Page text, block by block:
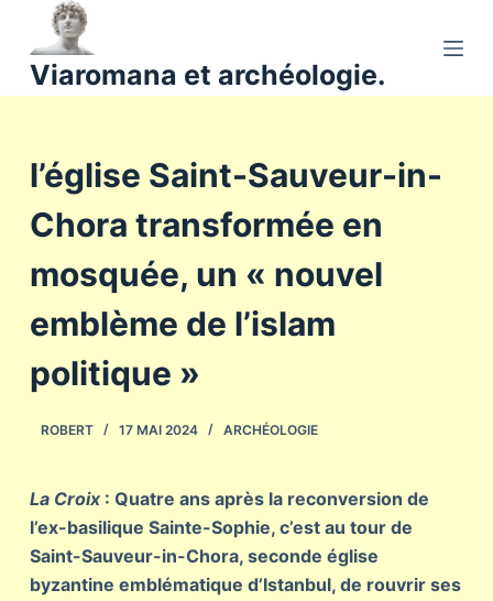
a
u
o
e
n
Viaromana et archéologie.
l’église Saint-Sauveur-in-
Chora transformée en
mosquée, un « nouvel
emblème de l’islam
politique »
ROBERT 17 MAI 2024 ARCHÉOLOGIE
La Croix : Quatre ans après la reconversion de
l’ex-basilique Sainte-Sophie, c’est au tour de
Saint-Sauveur-in-Chora, seconde église
byzantine emblématique d’Istanbul, de rouvrir ses